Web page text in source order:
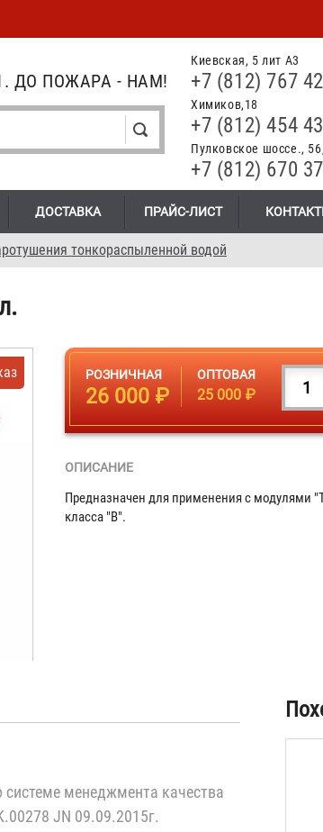
Киевская, 5 лит А3
+7 (812) 767
Химиков,18
+7 (812) 454
Пулковское шоссе.,
+7 (812) 670
ДО ПОЖАРА - НАМ!
ДОСТАВКА ПРАЙС-ЛИСТ
тонкораспыленной водой
РОЗНИЧНАЯ
26 000 ₽
ОПТОВАЯ
25 000 ₽
ОПИСАНИЕ
Предназначен для применения с модулями
класса "В".
менеджмента качества
JN 09.09.2015г.